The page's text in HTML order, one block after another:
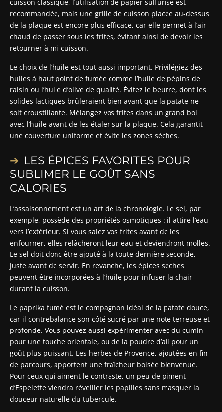
cuisson classique, l’utilisation de papier sulfurisé est
recommandée, mais une grille de cuisson placée au-dessus
de la plaque est encore plus efficace, car elle permet à l’air
chaud de passer sous les frites, évitant ainsi de devoir les
retourner à mi-cuisson.
Le choix de l’huile est tout aussi important. Privilégiez des
huiles à haut point de fumée comme l’huile de pépins de
raisin ou l’huile d’olive de qualité. Évitez le beurre, dont les
solides lactiques brûleraient bien avant que la patate ne
soit croustillante. Mélangez vos frites dans un grand bol
avec l’huile avant de les étaler sur la plaque. Cela garantit
une couverture uniforme et évite les zones sèches.
LES ÉPICES FAVORITES POUR
SUBLIMER LE GOÛT SANS
CALORIES
L’assaisonnement est un art de la chronologie. Le sel, par
exemple, possède des propriétés osmotiques : il attire l’eau
vers l’extérieur. Si vous salez vos frites avant de les
enfourner, elles relâcheront leur eau et deviendront molles.
Le sel doit donc être ajouté à la toute dernière seconde,
juste avant de servir. En revanche, les épices sèches
peuvent être incorporées à l’huile pour infuser la chair
durant la cuisson.
Le paprika fumé est le compagnon idéal de la patate douce,
car il contrebalance son côté sucré par une note terreuse et
profonde. Vous pouvez aussi expérimenter avec du cumin
pour une touche orientale, ou de la poudre d’ail pour un
goût plus puissant. Les herbes de Provence, ajoutées en fin
de parcours, apportent une fraîcheur boisée bienvenue.
Pour ceux qui aiment le contraste, un peu de piment
d’Espelette viendra réveiller les papilles sans masquer la
douceur naturelle du tubercule.